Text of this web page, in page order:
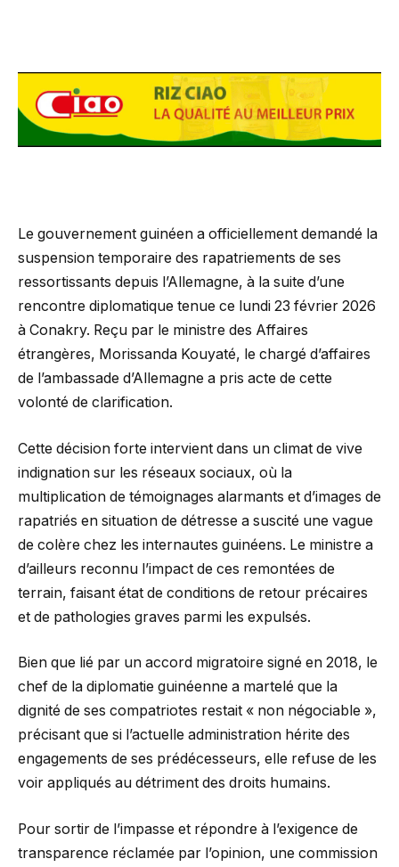
Le gouvernement guinéen a officiellement demandé la
suspension temporaire des rapatriements de ses
ressortissants depuis l’Allemagne, à la suite d’une
rencontre diplomatique tenue ce lundi 23 février 2026
à Conakry. Reçu par le ministre des Affaires
étrangères, Morissanda Kouyaté, le chargé d’affaires
de l’ambassade d’Allemagne a pris acte de cette
volonté de clarification.
Cette décision forte intervient dans un climat de vive
indignation sur les réseaux sociaux, où la
multiplication de témoignages alarmants et d’images de
rapatriés en situation de détresse a suscité une vague
de colère chez les internautes guinéens. Le ministre a
d’ailleurs reconnu l’impact de ces remontées de
terrain, faisant état de conditions de retour précaires
et de pathologies graves parmi les expulsés.
Bien que lié par un accord migratoire signé en 2018, le
chef de la diplomatie guinéenne a martelé que la
dignité de ses compatriotes restait « non négociable »,
précisant que si l’actuelle administration hérite des
engagements de ses prédécesseurs, elle refuse de les
voir appliqués au détriment des droits humains.
Pour sortir de l’impasse et répondre à l’exigence de
transparence réclamée par l’opinion, une commission